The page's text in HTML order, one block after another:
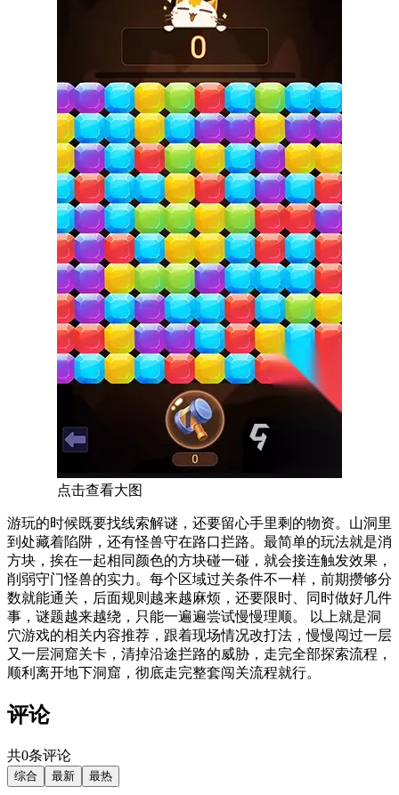
点击查看大图
游玩的时候既要找线索解谜，还要留心手里剩的物资。山洞里
到处藏着陷阱，还有怪兽守在路口拦路。最简单的玩法就是消
方块，挨在一起相同颜色的方块碰一碰，就会接连触发效果，
削弱守门怪兽的实力。每个区域过关条件不一样，前期攒够分
数就能通关，后面规则越来越麻烦，还要限时、同时做好几件
事，谜题越来越绕，只能一遍遍尝试慢慢理顺。 以上就是洞
穴游戏的相关内容推荐，跟着现场情况改打法，慢慢闯过一层
又一层洞窟关卡，清掉沿途拦路的威胁，走完全部探索流程，
顺利离开地下洞窟，彻底走完整套闯关流程就行。
评论
共0条评论
综合 最新 最热